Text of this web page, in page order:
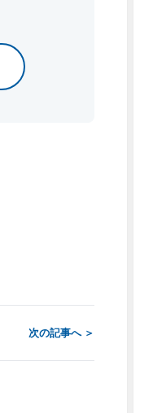
次の記事へ ＞